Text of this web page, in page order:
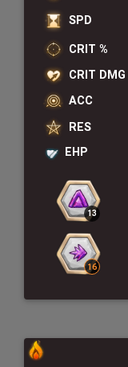
SPD
CRIT %
CRIT DMG
ACC
RES
EHP